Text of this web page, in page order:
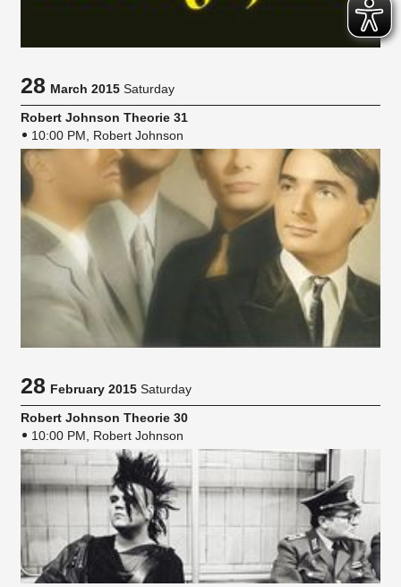
28March 2015 Saturday
Robert Johnson Theorie 31
10:00 PM, Robert Johnson
28February 2015 Saturday
Robert Johnson Theorie 30
10:00 PM, Robert Johnson